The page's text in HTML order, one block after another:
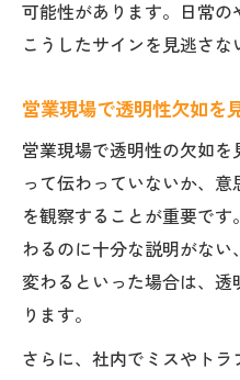
可能性があります。日常の
こうしたサインを見逃さな
営業現場で透明性欠如を
営業現場で透明性の欠如
って伝わっていないか、
を観察することが重要で
わるのに十分な説明がない
変わるといった場合は、
ります。
さらに、社内でミスやト